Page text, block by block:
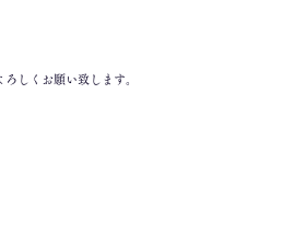
ろしくお願い致します。